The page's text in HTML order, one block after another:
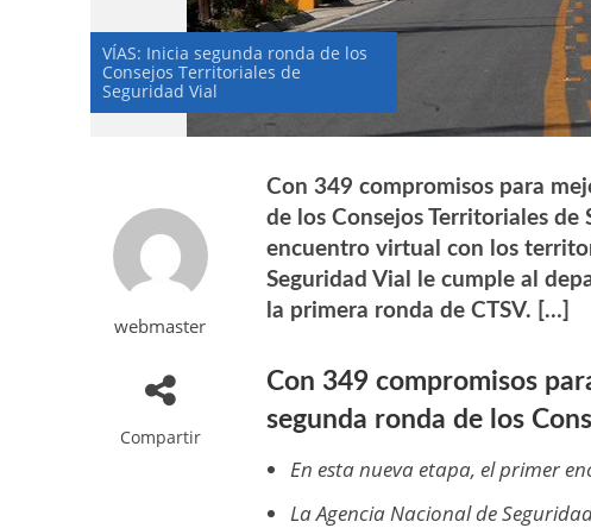
VÍAS: Inicia segunda ronda de los
Consejos Territoriales de
Seguridad Vial
webmaster
Compartir
Con 349 compromisos para
de los Consejos Territoriales
encuentro virtual con los
Seguridad Vial le cumple al
la primera ronda de CTSV. […]
Con 349 compromisos
segunda ronda de los
En esta nueva etapa, el primer
La Agencia Nacional de